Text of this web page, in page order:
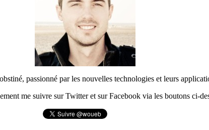
passionné par les nouvelles technologies et leurs
me suivre sur Twitter et sur Facebook via les boutons ci-